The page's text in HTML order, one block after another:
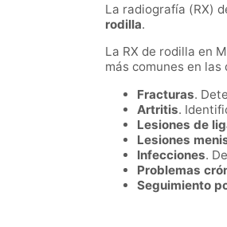
La radiografía (RX)
rodilla.
La RX de rodilla en
más comunes en
Fracturas.
Artritis.
Lesiones de
Lesiones
Infecciones.
Problemas
Seguimiento